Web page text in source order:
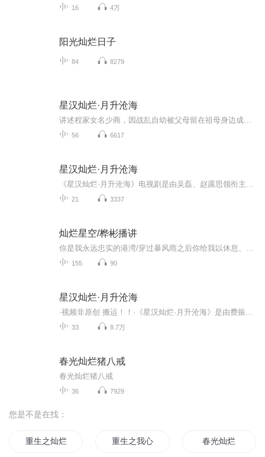
16 4万
阳光灿烂日子
84 8279
星汉灿烂·月升沧海
56 6617
星汉灿烂·月升沧海
21 3337
灿烂星空/桦彬播讲
155 90
星汉灿烂·月升沧海
33 8.7万
春光灿烂猪八戒
春光灿烂猪八戒
36 7929
您是不是在找：
重生之灿烂光辉 重生之我心灿烂 春光灿烂